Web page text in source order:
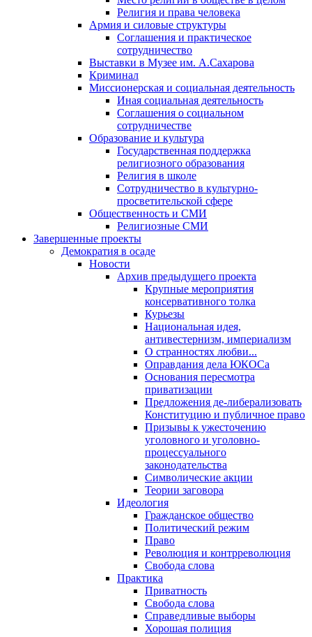
Религия и права человека
Армия и силовые структуры
Соглашения и практическое
сотрудничество
Выставки в Музее им. А.Сахарова
Криминал
Миссионерская и социальная деятельность
Иная социальная деятельность
Соглашения о социальном
сотрудничестве
Образование и культура
Государственная поддержка
религиозного образования
Религия в школе
Сотрудничество в культурно-
просветительской сфере
Общественность и СМИ
Религиозные СМИ
Завершенные проекты
Демократия в осаде
Новости
Архив предыдущего проекта
Крупные мероприятия
консервативного толка
Курьезы
Национальная идея,
антивестернизм, империализм
О странностях любви...
Оправдания дела ЮКОСа
Основания пересмотра
приватизации
Предложения де-либерализовать
Конституцию и публичное право
Призывы к ужесточению
уголовного и уголовно-
процессуального
законодательства
Символические акции
Теории заговора
Идеология
Гражданское общество
Политический режим
Право
Революция и контрреволюция
Свобода слова
Практика
Приватность
Свобода слова
Справедливые выборы
Хорошая полиция